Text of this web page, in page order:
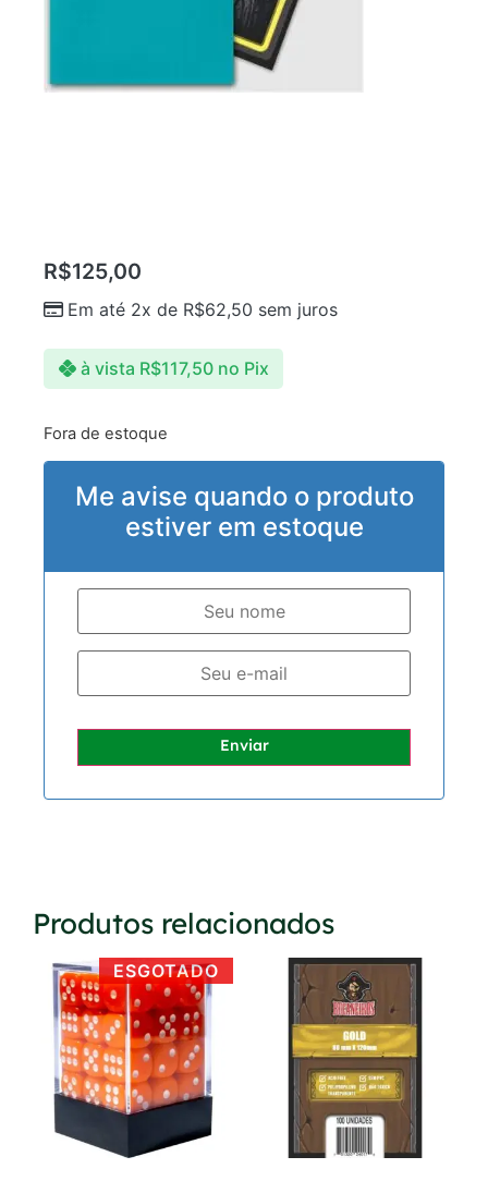
R$125,00
Em até 2x de R$62,50 sem juros
à vista R$117,50 no Pix
Fora de estoque
Me avise quando o produto
estiver em estoque
Enviar
Produtos relacionados
ESGOTADO